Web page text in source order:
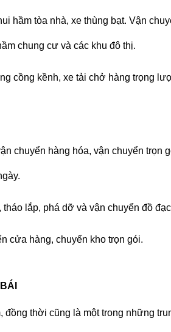
hầm tòa nhà, xe thùng bạt. Vận
chung cư và các khu đô thị.
cồng kềnh, xe tải chở hàng trọng
chuyển hàng hóa, vận chuyển trọn
lắp, phá dỡ và vận chuyển đồ
cửa hàng, chuyển kho trọn gói.
thời cũng là một trong những